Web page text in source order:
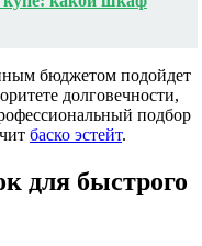
бюджетом подойдет
долговечности,
подбор
баско эстейт.
для быстрого